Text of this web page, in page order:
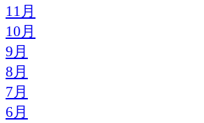
11月
10月
9月
8月
7月
6月